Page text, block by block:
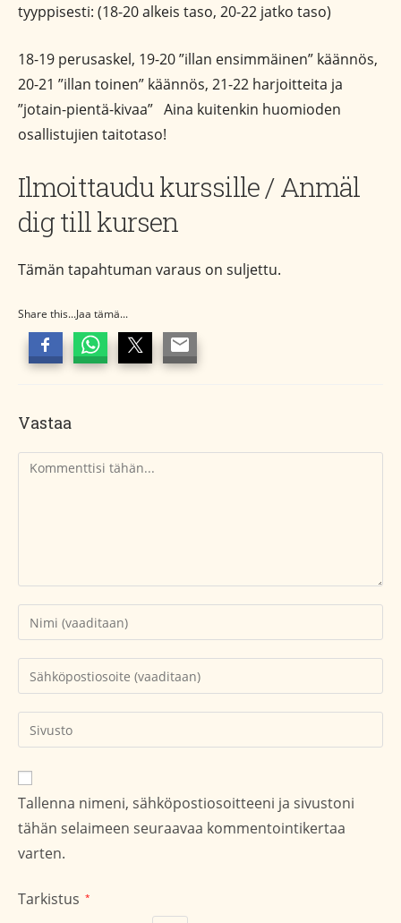
tyyppisesti: (18-20 alkeis taso, 20-22 jatko taso)
18-19 perusaskel, 19-20 ”illan ensimmäinen” käännös,
20-21 ”illan toinen” käännös, 21-22 harjoitteita ja
”jotain-pientä-kivaa” Aina kuitenkin huomioden
osallistujien taitotaso!
Ilmoittaudu kurssille / Anmäl
dig till kursen
Tämän tapahtuman varaus on suljettu.
Share this...Jaa tämä...
Vastaa
Kommentti
Kirjoita
nimesi
tai
käyttäjätunnuksesi
Kirjoita
sähköpostiosoitteesi
kommentoidaksesi
Kirjoita
sivustosi
verkko-
osoite/URL
(valinnainen)
Tallenna nimeni, sähköpostiosoitteeni ja sivustoni
tähän selaimeen seuraavaa kommentointikertaa
varten.
Tarkistus *